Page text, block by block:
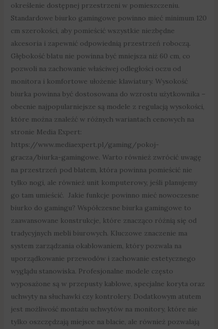
określenie dostępnej przestrzeni w pomieszczeniu.
Standardowe biurko gamingowe powinno mieć minimum 120
cm szerokości, aby pomieścić wszystkie niezbędne
akcesoria i zapewnić odpowiednią przestrzeń roboczą.
Głębokość blatu nie powinna być mniejsza niż 60 cm, co
pozwoli na zachowanie właściwej odległości oczu od
monitora i komfortowe ułożenie klawiatury. Wysokość
biurka powinna być dostosowana do wzrostu użytkownika –
obecnie najpopularniejsze są modele z regulacją wysokości,
które można znaleźć w różnych wariantach cenowych na
stronie Media Expert:
https://www.mediaexpert.pl/gaming/pokoj-
gracza/biurka-gamingowe. Warto również zwrócić uwagę
na przestrzeń pod blatem, która powinna pomieścić nie
tylko nogi, ale również unit komputerowy, jeśli planujemy
go tam umieścić. Jakie funkcje powinno mieć nowoczesne
biurko do gamingu? Współczesne biurka gamingowe to
zaawansowane konstrukcje, które znacząco różnią się od
tradycyjnych mebli biurowych. Kluczowe znaczenie ma
system zarządzania okablowaniem, który pozwala na
uporządkowanie przewodów i zachowanie estetycznego
wyglądu stanowiska. Profesjonalne modele często
wyposażone są w przepusty kablowe, specjalne koryta oraz
uchwyty na słuchawki czy kontrolery. Dodatkowym atutem
jest możliwość montażu uchwytów na monitory, które nie
tylko oszczędzają miejsce na blacie, ale również pozwalają